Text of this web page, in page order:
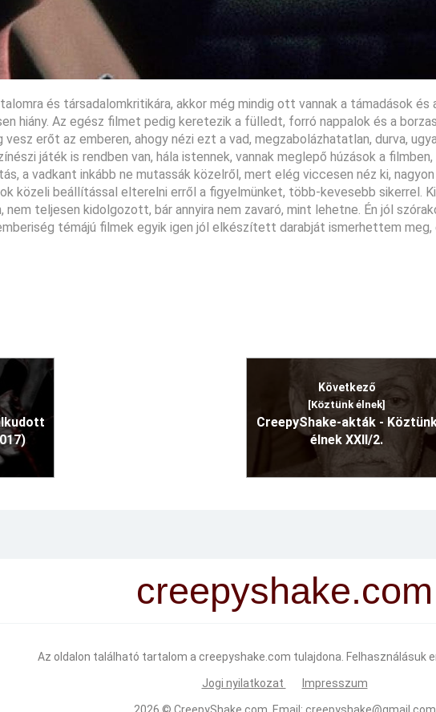
és társadalomkritikára, akkor még mindig ott vannak a támadások és
hiány. Az egész filmet pedig keretezik a fülledt, forró nappalok és a
erőt az emberen, ahogy nézi ezt a vad, megzabolázhatatlan, durva,
játék is rendben van, hála istennek, vannak meglepő húzások a
a vadkant inkább ne mutassák közelről, mert elég viccesen néz ki,
közeli beállítással elterelni erről a figyelmünket, több-kevesebb sikerrel.
nem teljesen kidolgozott, bár annyira nem zavaró, mint lehetne. Én jól
témájú filmek egyik igen jól elkészített darabját ismerhettem
Következő
[Köztünk élnek]
CreepyShake-akták -
élnek XXII/2.
creepyshake.com
Az oldalon található tartalom a creepyshake.com tulajdona. Felhasználásuk
Jogi nyilatkozat Impresszum
2026 © CreepyShake.com . Email: creepyshake@gmail.com